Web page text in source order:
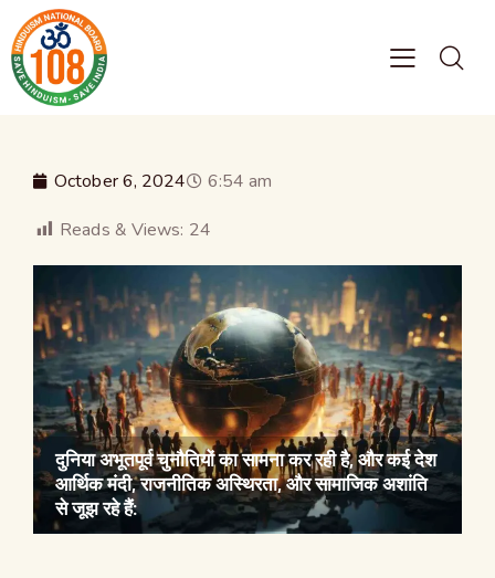
October 6, 2024
6:54 am
Reads & Views: 24
दुनिया अभूतपूर्व चुनौतियों का सामना कर रही है, और कई देश
आर्थिक मंदी, राजनीतिक अस्थिरता, और सामाजिक अशांति
से जूझ रहे हैं: